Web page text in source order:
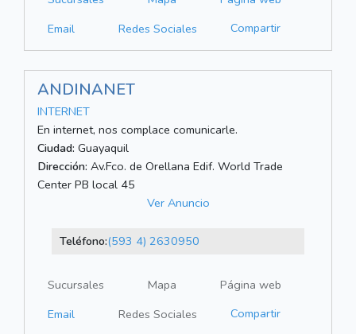
Email
Redes Sociales Compartir
ANDINANET
INTERNET
En internet, nos complace comunicarle.
Ciudad: Guayaquil
Dirección: Av.Fco. de Orellana Edif. World Trade
Center PB local 45
Ver Anuncio
Teléfono:(593 4) 2630950
Sucursales Mapa
Página web
Email
Redes Sociales Compartir